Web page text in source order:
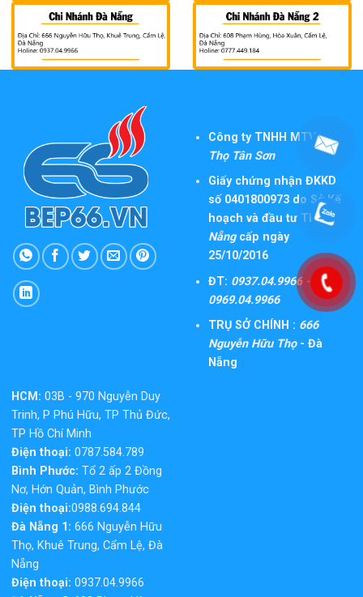
Công ty TNHH MTV TM
Thọ Tân Sơn
Giấy chứng nhận ĐKKD
số 0401800973 do Sở Kế
hoạch và đầu tư TPĐà
Nẵngcấp ngày
25/10/2016
ĐT: 0937.04.9966 -
0969.04.9966
TRỤ SỞ CHÍNH : 666
Nguyễn Hữu Thọ- Đà
Nẵng
HCM: 03B - 970 Nguyễn Duy
Trinh, P Phú Hữu, TP Thủ Đức,
TP Hồ Chí Minh
Điện thoại: 0787.584.789
Bình Phước: Tổ 2 ấp 2 Đồng
Nơ, Hớn Quản, Bình Phước
Điện thoại:0988.694.844
Đà Nẵng 1: 666 Nguyễn Hữu
Thọ, Khuê Trung, Cẩm Lệ, Đà
Nẵng
Điện thoại: 0937.04.9966